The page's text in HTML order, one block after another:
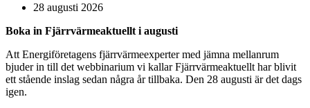
28 augusti 2026
Boka in Fjärrvärmeaktuellt i augusti
Att Energiföretagens fjärrvärmeexperter med jämna mellanrum
bjuder in till det webbinarium vi kallar Fjärrvärmeaktuellt har blivit
ett stående inslag sedan några år tillbaka. Den 28 augusti är det dags
igen.